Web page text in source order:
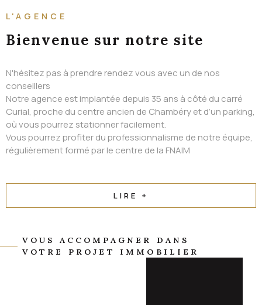
L'AGENCE
Bienvenue sur notre site
N'hésitez pas à prendre rendez vous avec un de nos
conseillers
Notre agence est implantée depuis 35 ans à côté du carré
Curial, proche du centre ancien de Chambéry et d’un parking,
où vous pourrez stationner facilement.
Vous pourrez profiter du professionnalisme de notre équipe,
régulièrement formé par le centre de la FNAIM
LIRE +
VOUS ACCOMPAGNER DANS
VOTRE PROJET IMMOBILIER